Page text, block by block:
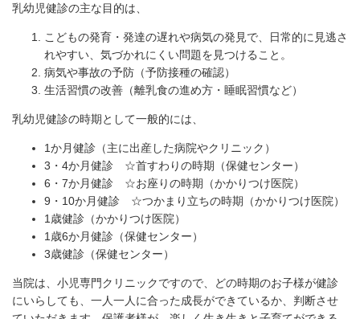
乳幼児健診の主な目的は、
こどもの発育・発達の遅れや病気の発見で、日常的に見逃さ
れやすい、気づかれにくい問題を見つけること。
病気や事故の予防（予防接種の確認）
生活習慣の改善（離乳食の進め方・睡眠習慣など）
乳幼児健診の時期として一般的には、
1か月健診（主に出産した病院やクリニック）
3・4か月健診 ☆首すわりの時期（保健センター）
6・7か月健診 ☆お座りの時期（かかりつけ医院）
9・10か月健診 ☆つかまり立ちの時期（かかりつけ医院）
1歳健診（かかりつけ医院）
1歳6か月健診（保健センター）
3歳健診（保健センター）
当院は、小児専門クリニックですので、どの時期のお子様が健診
にいらしても、一人一人に合った成長ができているか、判断させ